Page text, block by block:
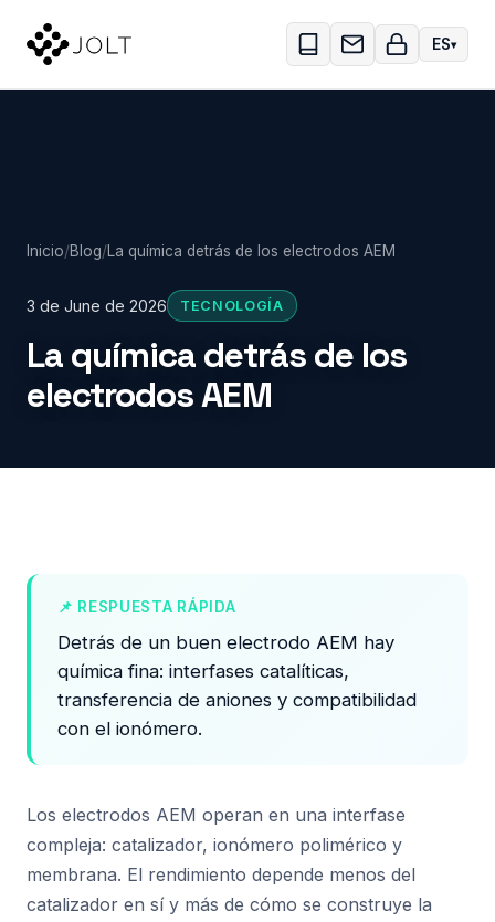
ES
Inicio/Blog/La química detrás de los electrodos AEM
3 de June de 2026 TECNOLOGÍA
La química detrás de los
electrodos AEM
📌 RESPUESTA RÁPIDA
Detrás de un buen electrodo AEM hay
química fina: interfases catalíticas,
transferencia de aniones y compatibilidad
con el ionómero.
Los electrodos AEM operan en una interfase
compleja: catalizador, ionómero polimérico y
membrana. El rendimiento depende menos del
catalizador en sí y más de cómo se construye la